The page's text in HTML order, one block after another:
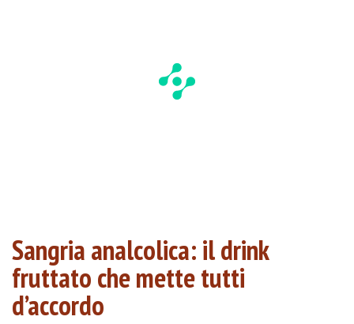
Sangria analcolica: il drink
fruttato che mette tutti
d’accordo